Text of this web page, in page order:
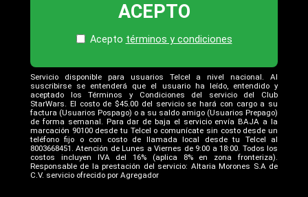
ACEPTO
Acepto términos y condiciones
Servicio disponible para usuarios Telcel a nivel nacional. Al
suscribirse se entenderá que el usuario ha leído, entendido y
aceptado los Términos y Condiciones del servicio del Club
StarWars. El costo de $45.00 del servicio se hará con cargo a su
factura (Usuarios Pospago) o a su saldo amigo (Usuarios Prepago)
de forma semanal. Para dar de baja el servicio envía BAJA a la
marcación 90100 desde tu Telcel o comunícate sin costo desde un
teléfono fijo o con costo de llamada local desde tu Telcel al
8003668451. Atención de Lunes a Viernes de 9:00 a 18:00. Todos los
costos incluyen IVA del 16% (aplica 8% en zona fronteriza).
Responsable de la prestación del servicio: Altaria Morones S.A de
C.V. servicio ofrecido por Agregador